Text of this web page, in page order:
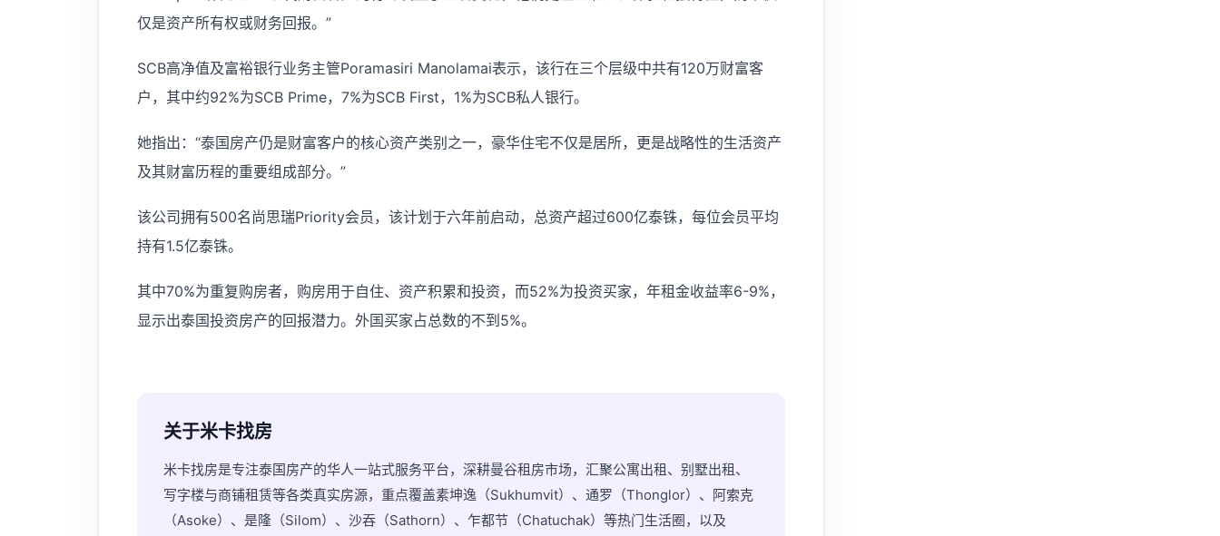
仅是资产所有权或财务回报。”
SCB高净值及富裕银行业务主管Poramasiri Manolamai表示，该行在三个层级中共有120万财富客
户，其中约92%为SCB Prime，7%为SCB First，1%为SCB私人银行。
她指出：“泰国房产仍是财富客户的核心资产类别之一，豪华住宅不仅是居所，更是战略性的生活资产
及其财富历程的重要组成部分。”
该公司拥有500名尚思瑞Priority会员，该计划于六年前启动，总资产超过600亿泰铢，每位会员平均
持有1.5亿泰铢。
其中70%为重复购房者，购房用于自住、资产积累和投资，而52%为投资买家，年租金收益率6-9%，
显示出泰国投资房产的回报潜力。外国买家占总数的不到5%。
关于米卡找房
米卡找房是专注泰国房产的华人一站式服务平台，深耕曼谷租房市场，汇聚公寓出租、别墅出租、
写字楼与商铺租赁等各类真实房源，重点覆盖素坤逸（Sukhumvit）、通罗（Thonglor）、阿索克
（Asoke）、是隆（Silom）、沙吞（Sathorn）、乍都节（Chatuchak）等热门生活圈，以及